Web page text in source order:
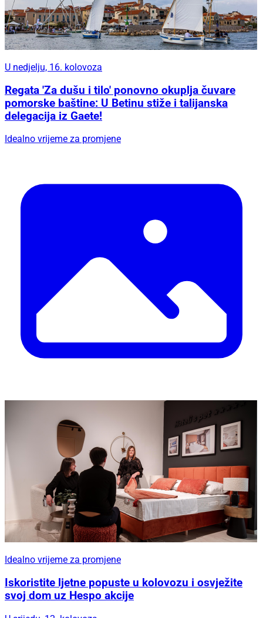
U nedjelju, 16. kolovoza
Regata 'Za dušu i tilo' ponovno okuplja čuvare
pomorske baštine: U Betinu stiže i talijanska
delegacija iz Gaete!
Idealno vrijeme za promjene
Idealno vrijeme za promjene
Iskoristite ljetne popuste u kolovozu i osvježite
svoj dom uz Hespo akcije